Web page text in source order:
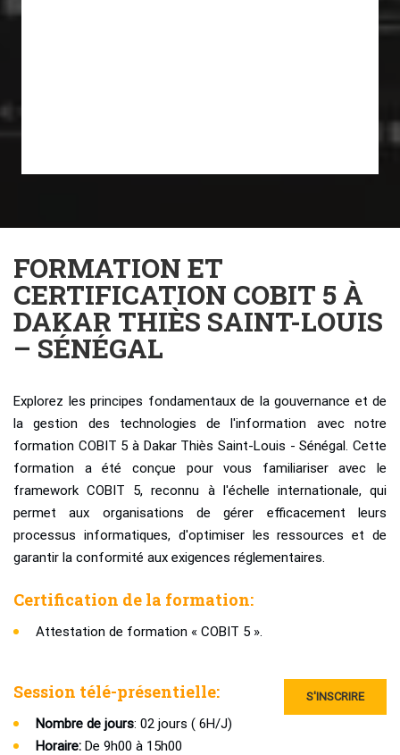
FORMATION ET
CERTIFICATION COBIT 5 À
DAKAR THIÈS SAINT-LOUIS
– SÉNÉGAL
Explorez les principes fondamentaux de la gouvernance et de
la gestion des technologies de l'information avec notre
formation COBIT 5 à Dakar Thiès Saint-Louis - Sénégal. Cette
formation a été conçue pour vous familiariser avec le
framework COBIT 5, reconnu à l'échelle internationale, qui
permet aux organisations de gérer efficacement leurs
processus informatiques, d'optimiser les ressources et de
garantir la conformité aux exigences réglementaires.
Certification de la formation:
Attestation de formation « COBIT 5 ».
S'INSCRIRE
Session télé-présentielle:
Nombre de jours: 02 jours ( 6H/J)
Horaire: De 9h00 à 15h00